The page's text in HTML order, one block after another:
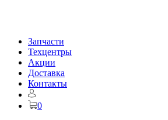
Запчасти
Техцентры
Акции
Доставка
Контакты
0